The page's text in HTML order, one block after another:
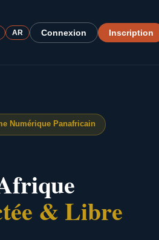
AR Connexion Inscription
Numérique Panafricain
& Libre